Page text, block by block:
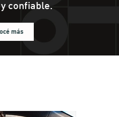
confiable.
más